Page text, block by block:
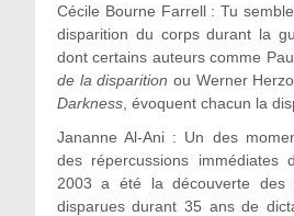
Cécile Bourne Farrell : Tu
disparition du corps durant la
dont certains auteurs comme
de la disparition ou Werner
Darkness, évoquent chacun la
Jananne Al-Ani : Un des
des répercussions immédiates
2003 a été la découverte des
disparues durant 35 ans de